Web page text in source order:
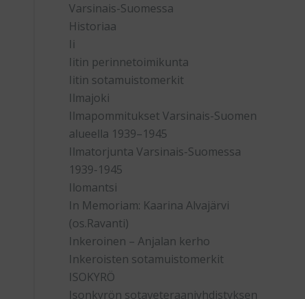
Varsinais-Suomessa
Historiaa
Ii
Iitin perinnetoimikunta
Iitin sotamuistomerkit
Ilmajoki
Ilmapommitukset Varsinais-Suomen
alueella 1939–1945
Ilmatorjunta Varsinais-Suomessa
1939-1945
Ilomantsi
In Memoriam: Kaarina Alvajärvi
(os.Ravanti)
Inkeroinen – Anjalan kerho
Inkeroisten sotamuistomerkit
ISOKYRÖ
Isonkyrön sotaveteraaniyhdistyksen